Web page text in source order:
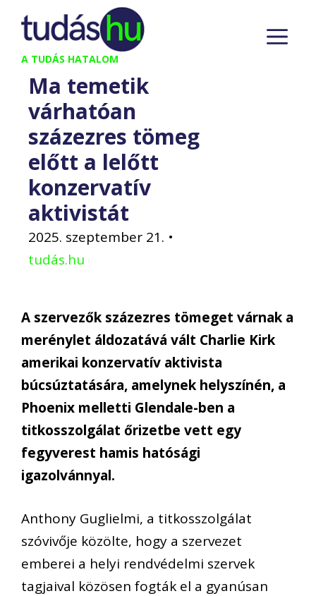
Kilépés
tartalomba
A TUDÁS HATALOM
Ma temetik
várhatóan
százezres tömeg
előtt a lelőtt
konzervatív
aktivistát
2025. szeptember 21. •
tudás.hu
A szervezők százezres tömeget várnak a
merénylet áldozatává vált Charlie Kirk
amerikai konzervatív aktivista
búcsúztatására, amelynek helyszínén, a
Phoenix melletti Glendale-ben a
titkosszolgálat őrizetbe vett egy
fegyverest hamis hatósági
igazolvánnyal.
Anthony Guglielmi, a titkosszolgálat
szóvivője közölte, hogy a szervezet
emberei a helyi rendvédelmi szervek
tagjaival közösen fogták el a gyanúsan